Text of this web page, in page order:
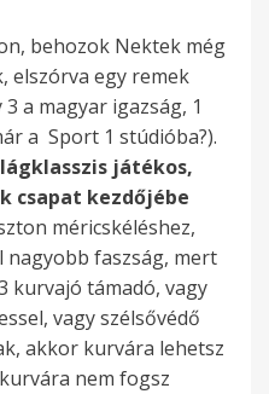
behozok Nektek még
elszórva egy remek
a magyar igazság, 1
a Sport 1 stúdióba?).
játékos,
csapat kezdőjébe
méricskéléshez,
nagyobb faszság, mert
kurvajó támadó, vagy
vagy szélsővédő
akkor kurvára lehetsz
nem fogsz